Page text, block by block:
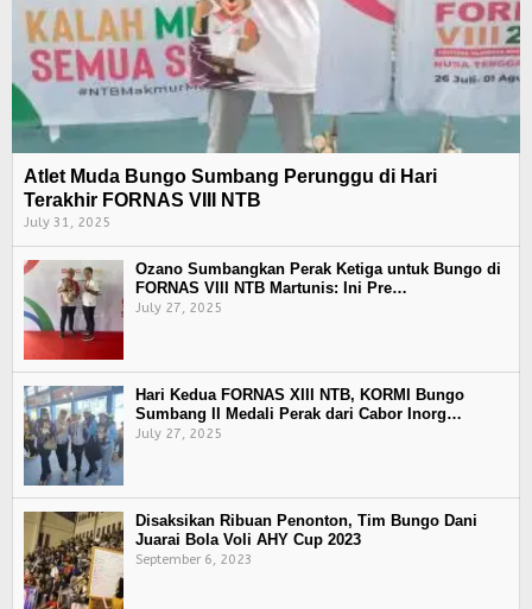
Atlet Muda Bungo Sumbang Perunggu di Hari
Terakhir FORNAS VIII NTB
July 31, 2025
Ozano Sumbangkan Perak Ketiga untuk Bungo di
FORNAS VIII NTB Martunis: Ini Pre…
July 27, 2025
Hari Kedua FORNAS XIII NTB, KORMI Bungo
Sumbang II Medali Perak dari Cabor Inorg…
July 27, 2025
Disaksikan Ribuan Penonton, Tim Bungo Dani
Juarai Bola Voli AHY Cup 2023
September 6, 2023